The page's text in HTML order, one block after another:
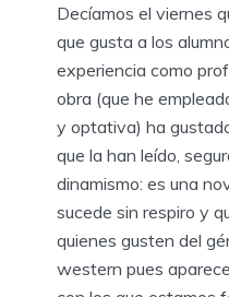
Decíamos el viernes
que gusta a los
experiencia como
obra (que he
y optativa) ha
que la han leído,
dinamismo: es una
sucede sin respiro y
quienes gusten del
western pues